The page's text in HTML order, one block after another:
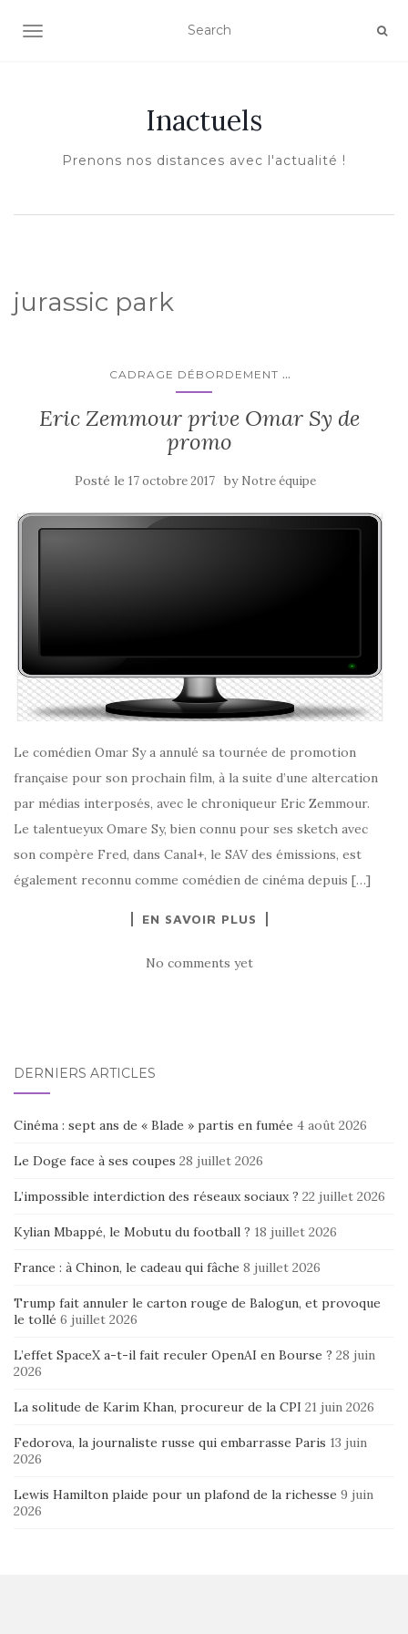
AFFICHER/MASQUER LA NAVIGATION
Inactuels
Prenons nos distances avec l'actualité !
jurassic park
CADRAGE DÉBORDEMENT ...
Eric Zemmour prive Omar Sy de
promo
Posté le 17 octobre 2017 by Notre équipe
Le comédien Omar Sy a annulé sa tournée de promotion
française pour son prochain film, à la suite d’une altercation
par médias interposés, avec le chroniqueur Eric Zemmour.
Le talentueyux Omare Sy, bien connu pour ses sketch avec
son compère Fred, dans Canal+, le SAV des émissions, est
également reconnu comme comédien de cinéma depuis […]
EN SAVOIR PLUS
No comments yet
DERNIERS ARTICLES
Cinéma : sept ans de « Blade » partis en fumée 4 août 2026
Le Doge face à ses coupes 28 juillet 2026
L’impossible interdiction des réseaux sociaux ? 22 juillet 2026
Kylian Mbappé, le Mobutu du football ? 18 juillet 2026
France : à Chinon, le cadeau qui fâche 8 juillet 2026
Trump fait annuler le carton rouge de Balogun, et provoque
le tollé 6 juillet 2026
L’effet SpaceX a-t-il fait reculer OpenAI en Bourse ? 28 juin
2026
La solitude de Karim Khan, procureur de la CPI 21 juin 2026
Fedorova, la journaliste russe qui embarrasse Paris 13 juin
2026
Lewis Hamilton plaide pour un plafond de la richesse 9 juin
2026